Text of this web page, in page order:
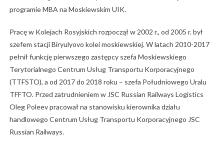
programie MBA na Moskiewskim UIK.
Pracę w Kolejach Rosyjskich rozpoczął w 2002 r., od 2005 r. był
szefem stacji Biryulyovo kolei moskiewskiej. W latach 2010-2017
pełnił funkcję pierwszego zastępcy szefa Moskiewskiego
Terytorialnego Centrum Usług Transportu Korporacyjnego
(TTFSTO), a od 2017 do 2018 roku – szefa Południowego Uralu
TFFTO. Przed zatrudnieniem w JSC Russian Railways Logistics
Oleg Poleev pracował na stanowisku kierownika działu
handlowego Centrum Usług Transportu Korporacyjnego JSC
Russian Railways.